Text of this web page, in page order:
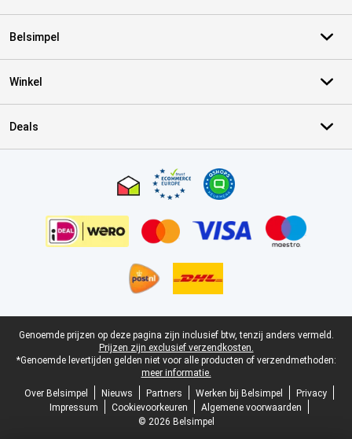
Belsimpel
Winkel
Deals
Juridische voettekst
Genoemde prijzen op deze pagina zijn inclusief btw, tenzij anders vermeld.
Prijzen zijn exclusief verzendkosten.
*Genoemde levertijden gelden niet voor alle producten of verzendmethoden:
meer informatie.
Over Belsimpel
Nieuws Partners Werken bij Belsimpel
Privacy
Impressum
Cookievoorkeuren
Algemene voorwaarden
© 2026 Belsimpel